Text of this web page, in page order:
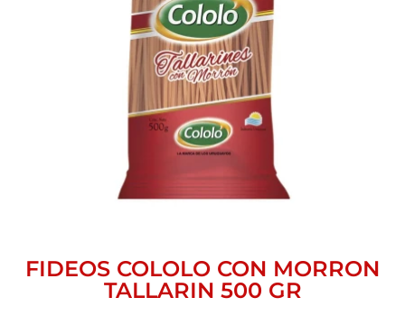
FIDEOS COLOLO CON MORRON
TALLARIN 500 GR